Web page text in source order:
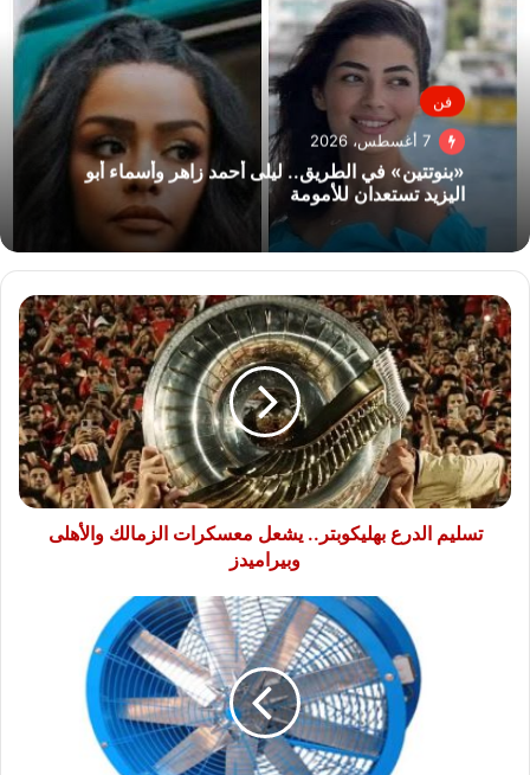
فن
7 أغسطس، 2026
«بنوتتين» في الطريق.. ليلى أحمد زاهر وأسماء أبو
اليزيد تستعدان للأمومة
تسليم
الدرع
بهليكوبتر..
يشعل
معسكرات
الزمالك
والأهلى
وبيراميدز
تسليم الدرع بهليكوبتر.. يشعل معسكرات الزمالك والأهلى
وبيراميدز